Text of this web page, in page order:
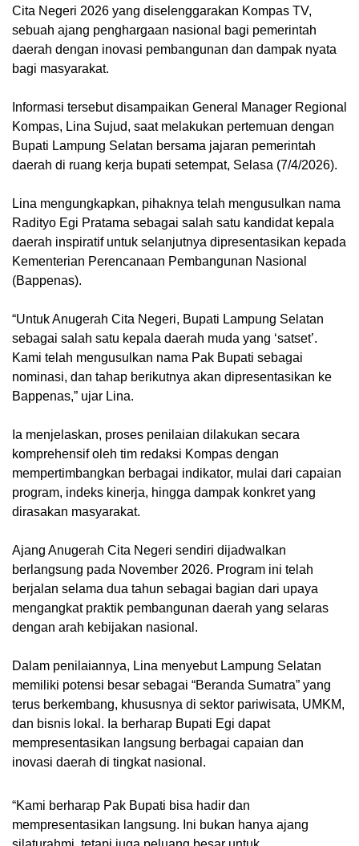
Cita Negeri 2026 yang diselenggarakan Kompas TV,
sebuah ajang penghargaan nasional bagi pemerintah
daerah dengan inovasi pembangunan dan dampak nyata
bagi masyarakat.
Informasi tersebut disampaikan General Manager Regional
Kompas, Lina Sujud, saat melakukan pertemuan dengan
Bupati Lampung Selatan bersama jajaran pemerintah
daerah di ruang kerja bupati setempat, Selasa (7/4/2026).
Lina mengungkapkan, pihaknya telah mengusulkan nama
Radityo Egi Pratama sebagai salah satu kandidat kepala
daerah inspiratif untuk selanjutnya dipresentasikan kepada
Kementerian Perencanaan Pembangunan Nasional
(Bappenas).
“Untuk Anugerah Cita Negeri, Bupati Lampung Selatan
sebagai salah satu kepala daerah muda yang ‘satset’.
Kami telah mengusulkan nama Pak Bupati sebagai
nominasi, dan tahap berikutnya akan dipresentasikan ke
Bappenas,” ujar Lina.
Ia menjelaskan, proses penilaian dilakukan secara
komprehensif oleh tim redaksi Kompas dengan
mempertimbangkan berbagai indikator, mulai dari capaian
program, indeks kinerja, hingga dampak konkret yang
dirasakan masyarakat.
Ajang Anugerah Cita Negeri sendiri dijadwalkan
berlangsung pada November 2026. Program ini telah
berjalan selama dua tahun sebagai bagian dari upaya
mengangkat praktik pembangunan daerah yang selaras
dengan arah kebijakan nasional.
Dalam penilaiannya, Lina menyebut Lampung Selatan
memiliki potensi besar sebagai “Beranda Sumatra” yang
terus berkembang, khususnya di sektor pariwisata, UMKM,
dan bisnis lokal. Ia berharap Bupati Egi dapat
mempresentasikan langsung berbagai capaian dan
inovasi daerah di tingkat nasional.
“Kami berharap Pak Bupati bisa hadir dan
mempresentasikan langsung. Ini bukan hanya ajang